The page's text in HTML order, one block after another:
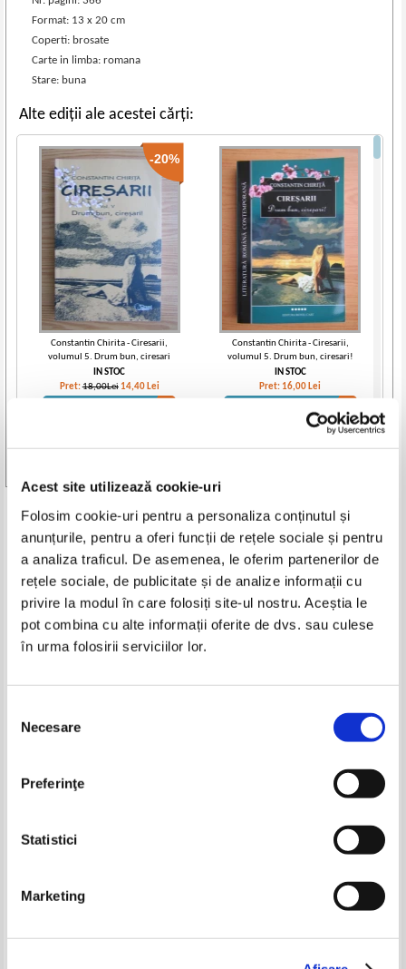
Acest site utilizează cookie-uri
Folosim cookie-uri pentru a personaliza conținutul și
anunțurile, pentru a oferi funcții de rețele sociale și pentru
a analiza traficul. De asemenea, le oferim partenerilor de
rețele sociale, de publicitate și de analize informații cu
privire la modul în care folosiți site-ul nostru. Aceștia le
pot combina cu alte informații oferite de dvs. sau culese
în urma folosirii serviciilor lor.
consimțământului
Necesare
Preferinţe
Statistici
Marketing
Format: 13 x 20 cm
Coperti: brosate
Carte in limba: romana
Stare: buna
Alte ediții ale acestei cărți:
-20%
Constantin Chirita - Ciresarii,
volumul 5. Drum bun, ciresari
IN STOC
Pret:18,00Lei 14,40 Lei
Constantin Chirita - Ciresarii,
volumul 5. Drum bun, ciresari!
IN STOC
Pret: 16,00 Lei
Constantin Chirita - Ciresarii. Aripi
-20%
Produse din aceeasi categorie
-40%
Pret:32,00Lei
-20%
Lei